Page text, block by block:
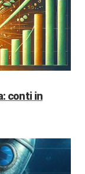
conti in